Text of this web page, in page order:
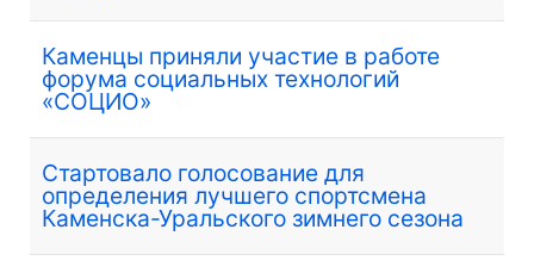
Каменцы приняли участие в работе
форума социальных технологий
«СОЦИО»
Стартовало голосование для
определения лучшего спортсмена
Каменска-Уральского зимнего сезона